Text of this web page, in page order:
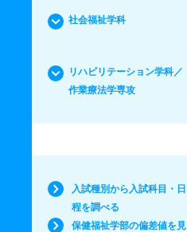
社会福祉学科
リハビリテーション学科／
作業療法学専攻
入試種別から入試科目・日
程を調べる
保健福祉学部の偏差値を見